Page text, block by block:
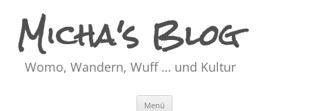
Micha's Blog
Womo, Wandern, Wuff … und Kultur
Menü